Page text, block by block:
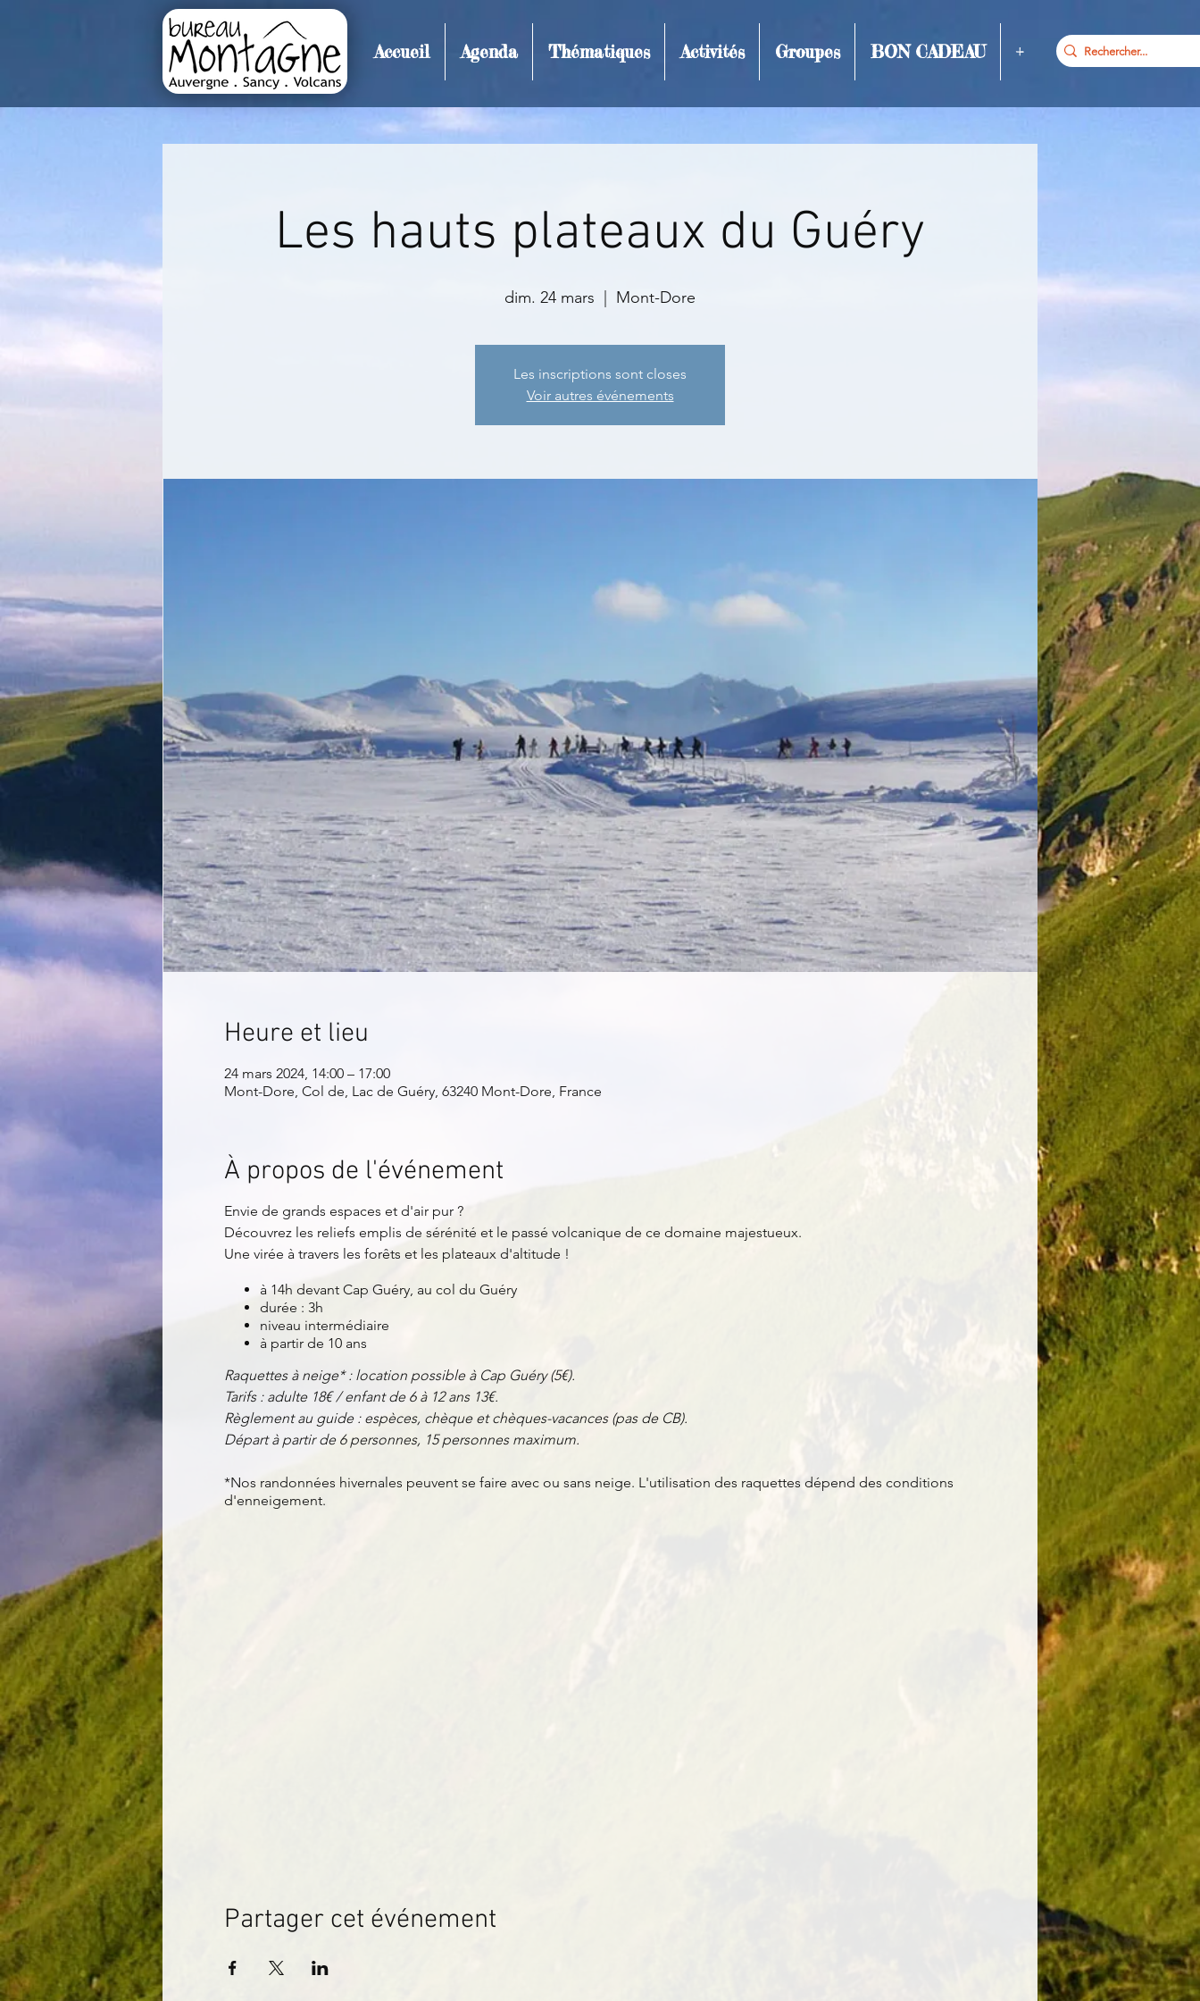
Accueil Agenda Thématiques Activités Groupes BON CADEAU +
Détails de l'événement et inscription
Les hauts plateaux du Guéry
dim. 24 mars Mont-Dore
Les inscriptions sont closes
Voir autres événements
Heure et lieu
24 mars 2024, 14:00 – 17:00
Mont-Dore, Col de, Lac de Guéry, 63240 Mont-Dore, France
À propos de l'événement
Envie de grands espaces et d'air pur ?
Découvrez les reliefs emplis de sérénité et le passé volcanique de ce domaine majestueux.
Une virée à travers les forêts et les plateaux d'altitude !
à 14h devant Cap Guéry, au col du Guéry
durée : 3h
niveau intermédiaire
à partir de 10 ans
Raquettes à neige* : location possible à Cap Guéry (5€).
Tarifs : adulte 18€ / enfant de 6 à 12 ans 13€.
Règlement au guide : espèces, chèque et chèques-vacances (pas de CB).
Départ à partir de 6 personnes, 15 personnes maximum.
*Nos randonnées hivernales peuvent se faire avec ou sans neige. L'utilisation des raquettes dépend des conditions
d'enneigement.
Partager cet événement